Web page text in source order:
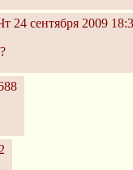
24 сентября 2009